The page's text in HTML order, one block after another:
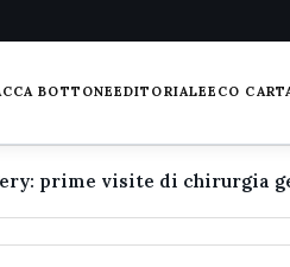
BOTTONEEDITORIALEECO